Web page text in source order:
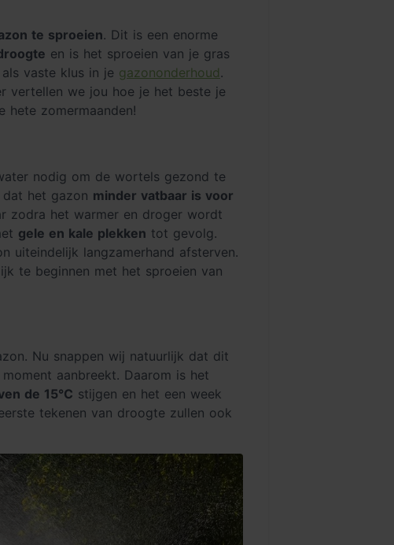
te sproeien. Dit is een enorme
en is het sproeien van je gras
vaste klus in je gazononderhoud.
vertellen we jou hoe je het beste je
zomermaanden!
nodig om de wortels gezond te
het gazon minder vatbaar is voor
zodra het warmer en droger wordt
gele en kale plekken tot gevolg.
uiteindelijk langzamerhand afsterven.
te beginnen met het sproeien van
Nu snappen wij natuurlijk dat dit
aanbreekt. Daarom is het
de 15°C stijgen en het een week
tekenen van droogte zullen ook